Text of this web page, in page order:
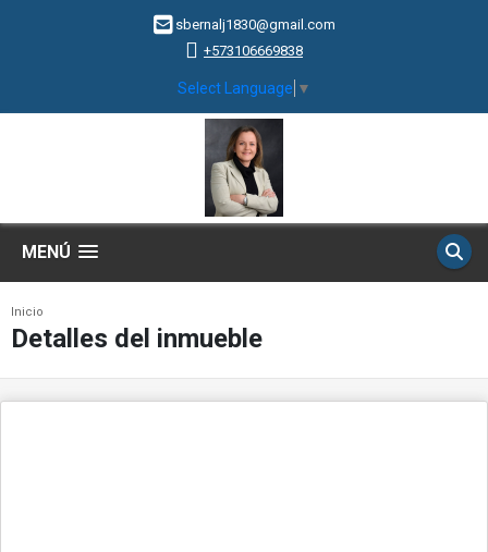
sbernalj1830@gmail.com
+573106669838
Select Language ▼
MENÚ
Inicio
Detalles del inmueble